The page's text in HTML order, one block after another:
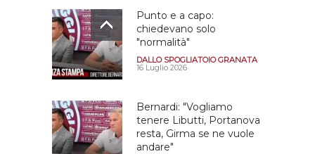
Punto e a capo:
chiedevano solo
"normalità"
DALLO SPOGLIATOIO GRANATA
16 Luglio 2026
Bernardi: "Vogliamo
tenere Libutti, Portanova
resta, Girma se ne vuole
andare"